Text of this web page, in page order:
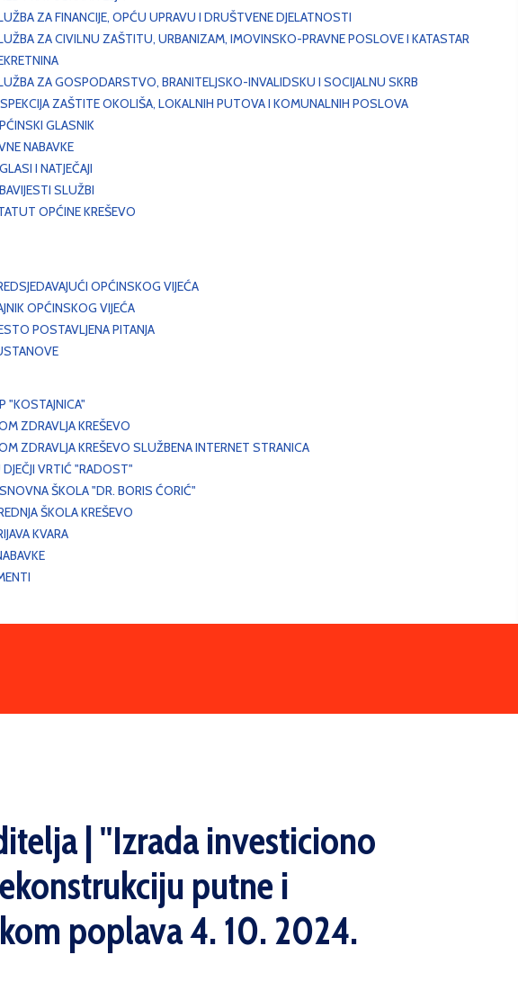
ZA FINANCIJE, OPĆU UPRAVU I DRUŠTVENE DJELATNOSTI
ZA CIVILNU ZAŠTITU, URBANIZAM, IMOVINSKO-PRAVNE POSLOVE I KATASTAR
ZA GOSPODARSTVO, BRANITELJSKO-INVALIDSKU I SOCIJALNU SKRB
ZAŠTITE OKOLIŠA, LOKALNIH PUTOVA I KOMUNALNIH POSLOVA
GLASNIK
NABAVKE
I NATJEČAJI
SLUŽBI
OPĆINE KREŠEVO
OPĆINSKOG VIJEĆA
OPĆINSKOG VIJEĆA
POSTAVLJENA PITANJA
"KOSTAJNICA"
ZDRAVLJA KREŠEVO
ZDRAVLJA KREŠEVO SLUŽBENA INTERNET STRANICA
DJEČJI VRTIĆ "RADOST"
ŠKOLA "DR. BORIS ĆORIĆ"
ŠKOLA KREŠEVO
KVARA
| ''Izrada investiciono
putne i
poplava 4. 10. 2024.